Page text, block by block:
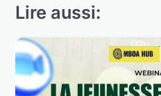
Lire aussi: